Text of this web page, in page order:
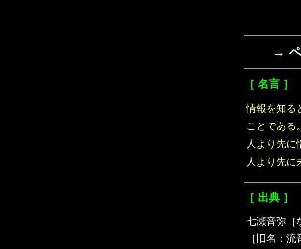
→
［ 名言 ］
情報を知る
ことである。
人より先に
人より先に
［ 出典 ］
七瀬音弥［
［旧名：流